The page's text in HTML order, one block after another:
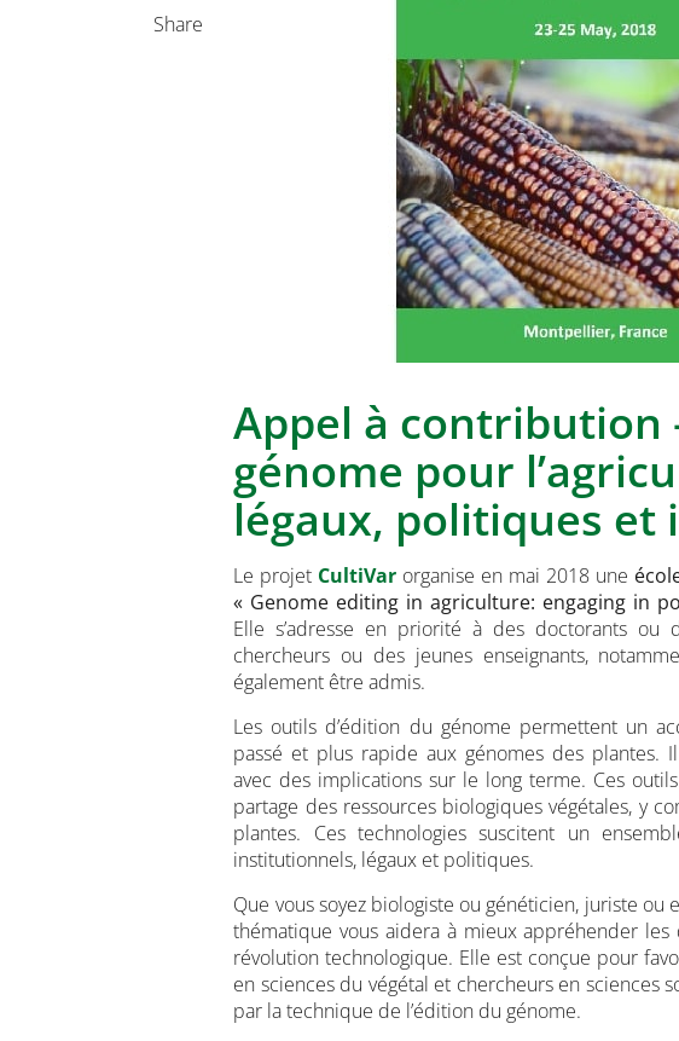
Share
Appel à contribution
génome pour
légaux, politiques
Le projet CultiVar organise en mai 2018 une
« Genome editing in agriculture: engaging in
Elle s’adresse en priorité à des doctorants ou
chercheurs ou des jeunes enseignants,
également être admis.
Les outils d’édition du génome permettent un
passé et plus rapide aux génomes des plantes.
avec des implications sur le long terme. Ces
partage des ressources biologiques végétales, y
plantes. Ces technologies suscitent un
institutionnels, légaux et politiques.
Que vous soyez biologiste ou généticien, juriste ou
thématique vous aidera à mieux appréhender
révolution technologique. Elle est conçue pour
en sciences du végétal et chercheurs en sciences
par la technique de l’édition du génome.
de